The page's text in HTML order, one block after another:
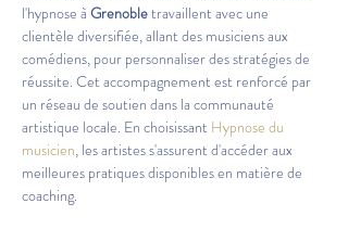
l'hypnose à Grenoble travaillent avec une
clientèle diversifiée, allant des musiciens aux
comédiens, pour personnaliser des stratégies de
réussite. Cet accompagnement est renforcé par
un réseau de soutien dans la communauté
artistique locale. En choisissant Hypnose du
musicien, les artistes s'assurent d'accéder aux
meilleures pratiques disponibles en matière de
coaching.